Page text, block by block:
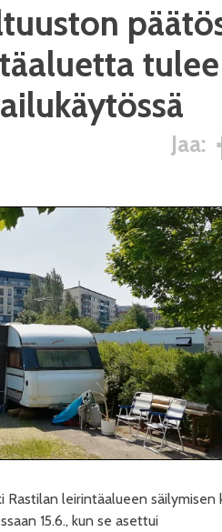
tulee
Jaa:
Rastilan leirintäalueen säilymisen
15.6., kun se asettui